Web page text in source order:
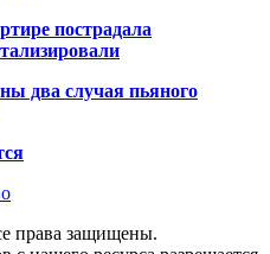
пострадала
два случая пьяного
права защищены.